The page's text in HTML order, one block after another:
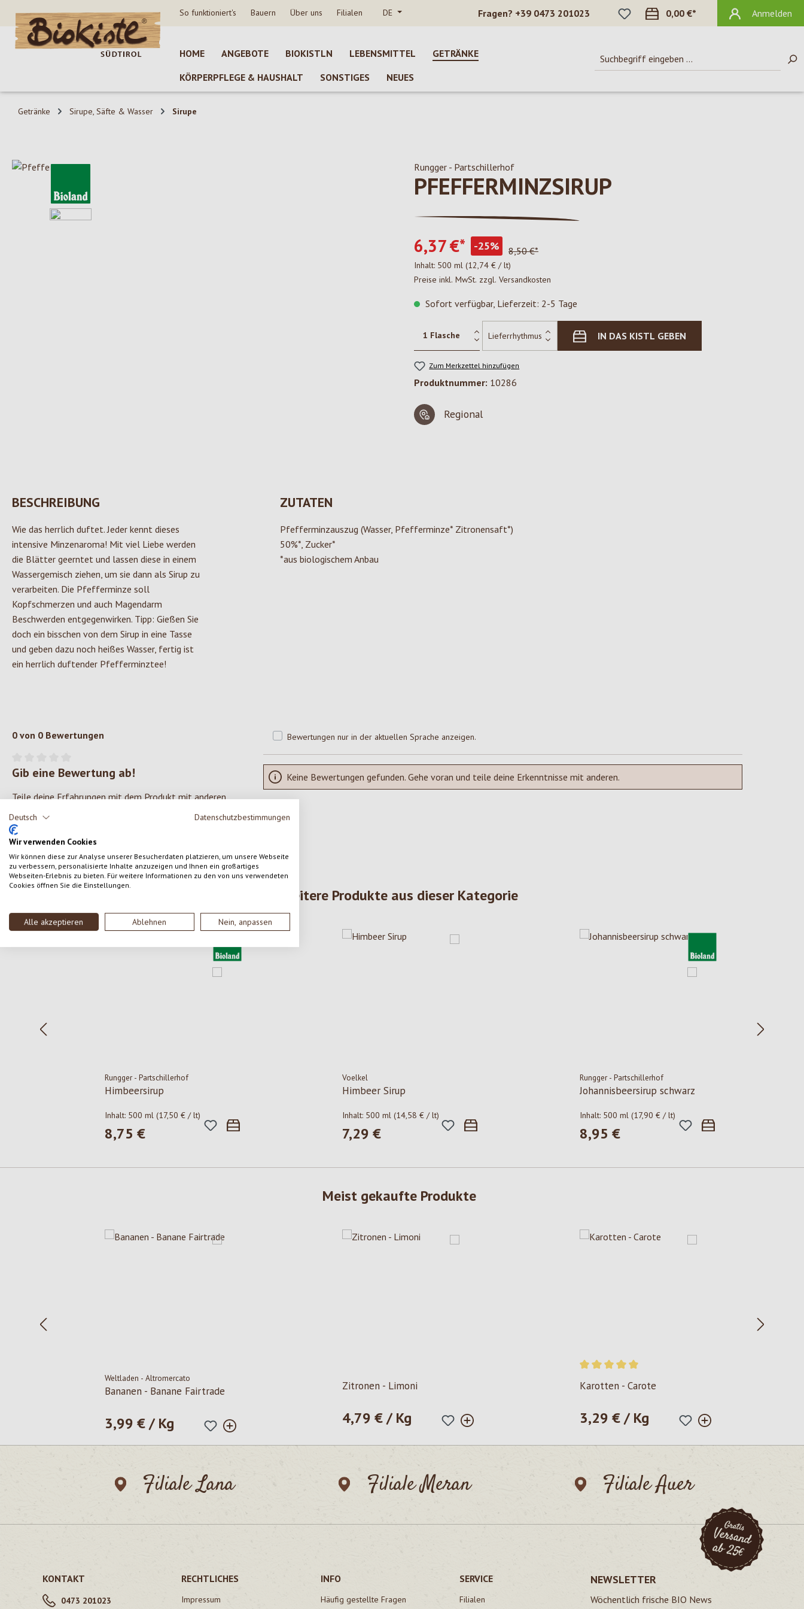
Deutsch Datenschutzbestimmungen
Wir verwenden Cookies
Wir können diese zur Analyse unserer Besucherdaten platzieren, um unsere Webseite
zu verbessern, personalisierte Inhalte anzuzeigen und Ihnen ein großartiges
Webseiten-Erlebnis zu bieten. Für weitere Informationen zu den von uns verwendeten
Cookies öffnen Sie die Einstellungen.
Alle akzeptieren Ablehnen Nein, anpassen
Hauptinhalt springen
Zur Suche springen
Zur Hauptnavigation springen So funktioniert's Bauern Über uns Filialen DE Fragen? +39 0473 201023
DU HAST 0 PRODUKTE AUF DEM
0,00 €* Anmelden
HOME ANGEBOTE BIOKISTLN LEBENSMITTEL
GETRÄNKE
KÖRPERPFLEGE & HAUSHALT
SONSTIGES NEUES
Getränke Sirupe, Säfte & Wasser Sirupe
Bildergalerie überspringen Rungger - Partschillerhof
PFEFFERMINZSIRUP
6,37 €* -25% 8,50 €*
Inhalt: 500 ml (12,74 € / lt)
Preise inkl. MwSt. zzgl. Versandkosten
Sofort verfügbar, Lieferzeit: 2-5 Tage
IN DAS KISTL GEBEN
Zum Merkzettel hinzufügen
Produktnummer: 10286
Regional
BESCHREIBUNG
Wie das herrlich duftet. Jeder kennt dieses
intensive Minzenaroma! Mit viel Liebe werden
die Blätter geerntet und lassen diese in einem
Wassergemisch ziehen, um sie dann als Sirup zu
verarbeiten. Die Pfefferminze soll
Kopfschmerzen und auch Magendarm
Beschwerden entgegenwirken. Tipp: Gießen Sie
doch ein bisschen von dem Sirup in eine Tasse
und geben dazu noch heißes Wasser, fertig ist
ein herrlich duftender Pfefferminztee!
ZUTATEN
Pfefferminzauszug (Wasser, Pfefferminze* Zitronensaft*)
50%*, Zucker*
*aus biologischem Anbau
0 von 0 Bewertungen
Durchschnittliche Bewertung von 0 von 5 Sternen
Gib eine Bewertung ab!
Teile deine Erfahrungen mit dem Produkt mit anderen
Kunden.
SCHREIBE EINE BEWERTUNG
Bewertungen nur in der aktuellen Sprache anzeigen.
Keine Bewertungen gefunden. Gehe voran und teile deine Erkenntnisse mit anderen.
Weitere Produkte aus dieser Kategorie
Produktgalerie überspringen
Rungger - Partschillerhof
Himbeersirup
Inhalt: 500 ml(17,50 € / lt)
Regulärer Preis:
8,75 €
Voelkel
Himbeer Sirup
Inhalt: 500 ml (14,58 € / lt)
Regulärer Preis:
7,29 €
Rungger - Partschillerhof
Johannisbeersirup schwarz
Inhalt: 500 ml (17,90 € / lt)
Regulärer Preis:
8,95 €
Meist gekaufte Produkte
Weltladen - Altromercato
Bananen - Banane Fairtrade
Regulärer Preis:
3,99 € / Kg
Zitronen - Limoni
Regulärer Preis:
4,79 € / Kg
Durchschnittliche Bewertung von 5 von 5 Sternen
Karotten - Carote
Regulärer Preis:
3,29 € / Kg
Filiale Lana Filiale Meran Filiale Auer
KONTAKT
0473 201023
RECHTLICHES
Impressum
INFO
Häufig gestellte Fragen
SERVICE
Filialen
NEWSLETTER
Wöchentlich frische BIO News